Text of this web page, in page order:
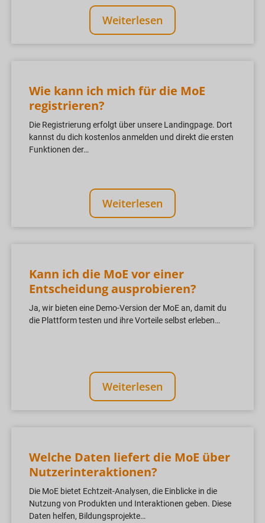
Weiterlesen
Wie kann ich mich für die MoE
registrieren?
Die Registrierung erfolgt über unsere Landingpage. Dort
kannst du dich kostenlos anmelden und direkt die ersten
Funktionen der…
Weiterlesen
Kann ich die MoE vor einer
Entscheidung ausprobieren?
Ja, wir bieten eine Demo-Version der MoE an, damit du
die Plattform testen und ihre Vorteile selbst erleben…
Weiterlesen
Welche Daten liefert die MoE über
Nutzerinteraktionen?
Die MoE bietet Echtzeit-Analysen, die Einblicke in die
Nutzung von Produkten und Interaktionen geben. Diese
Daten helfen, Bildungsprojekte…